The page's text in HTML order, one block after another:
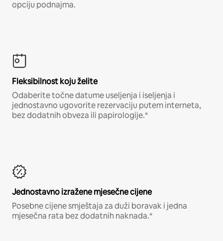
opciju podnajma.
Fleksibilnost koju želite
Odaberite točne datume useljenja i iseljenja i
jednostavno ugovorite rezervaciju putem interneta,
bez dodatnih obveza ili papirologije.*
Jednostavno izražene mjesečne cijene
Posebne cijene smještaja za duži boravak i jedna
mjesečna rata bez dodatnih naknada.*